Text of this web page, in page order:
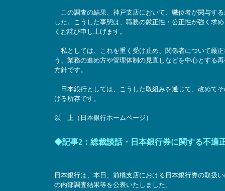
この調査の結果、神戸支店において、職位者が関与す
した。こうした事態は、職務の厳正性・公正性が強く求
くお詫び申し上げます。
私としては、これを重く受け止め、関係者について厳
う、業務の進め方や管理体制の見直しなどを中心とする
方針です。
日本銀行としては、こうした取組みを通じて、改めて
げる所存です。
以 上（日本銀行ホームページ）
◆記事2：総裁談話・日本銀行券に関する不適
日本銀行は、本日、前橋支店における日本銀行券の取扱
の内部調査結果等を公表いたしました。